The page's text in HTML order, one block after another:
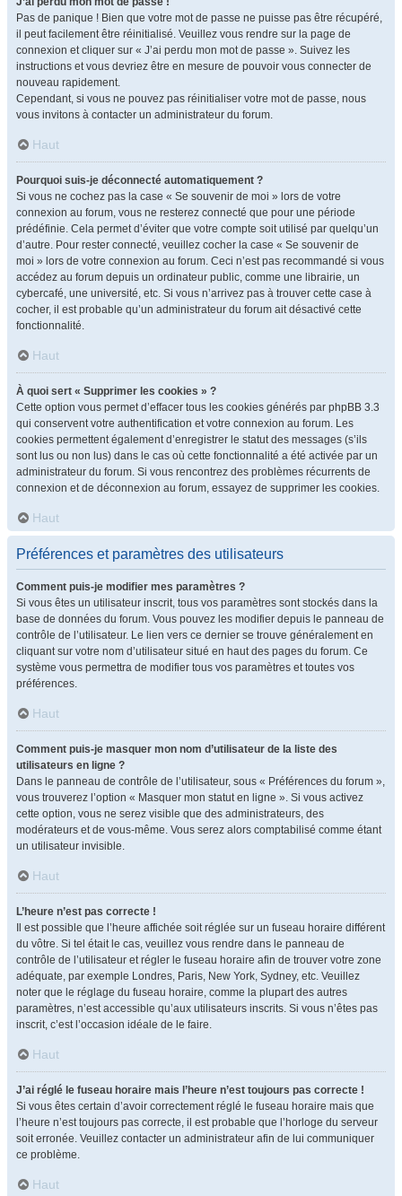
Pas de panique ! Bien que votre mot de passe ne puisse pas être récupéré,
il peut facilement être réinitialisé. Veuillez vous rendre sur la page de
connexion et cliquer sur « J’ai perdu mon mot de passe ». Suivez les
instructions et vous devriez être en mesure de pouvoir vous connecter de
nouveau rapidement.
Cependant, si vous ne pouvez pas réinitialiser votre mot de passe, nous
vous invitons à contacter un administrateur du forum.
Haut
Pourquoi suis-je déconnecté automatiquement ?
Si vous ne cochez pas la case « Se souvenir de moi » lors de votre
connexion au forum, vous ne resterez connecté que pour une période
prédéfinie. Cela permet d’éviter que votre compte soit utilisé par quelqu’un
d’autre. Pour rester connecté, veuillez cocher la case « Se souvenir de
moi » lors de votre connexion au forum. Ceci n’est pas recommandé si vous
accédez au forum depuis un ordinateur public, comme une librairie, un
cybercafé, une université, etc. Si vous n’arrivez pas à trouver cette case à
cocher, il est probable qu’un administrateur du forum ait désactivé cette
fonctionnalité.
Haut
À quoi sert « Supprimer les cookies » ?
Cette option vous permet d’effacer tous les cookies générés par phpBB 3.3
qui conservent votre authentification et votre connexion au forum. Les
cookies permettent également d’enregistrer le statut des messages (s’ils
sont lus ou non lus) dans le cas où cette fonctionnalité a été activée par un
administrateur du forum. Si vous rencontrez des problèmes récurrents de
connexion et de déconnexion au forum, essayez de supprimer les cookies.
Haut
Préférences et paramètres des utilisateurs
Comment puis-je modifier mes paramètres ?
Si vous êtes un utilisateur inscrit, tous vos paramètres sont stockés dans la
base de données du forum. Vous pouvez les modifier depuis le panneau de
contrôle de l’utilisateur. Le lien vers ce dernier se trouve généralement en
cliquant sur votre nom d’utilisateur situé en haut des pages du forum. Ce
système vous permettra de modifier tous vos paramètres et toutes vos
préférences.
Haut
Comment puis-je masquer mon nom d’utilisateur de la liste des
utilisateurs en ligne ?
Dans le panneau de contrôle de l’utilisateur, sous « Préférences du forum »,
vous trouverez l’option « Masquer mon statut en ligne ». Si vous activez
cette option, vous ne serez visible que des administrateurs, des
modérateurs et de vous-même. Vous serez alors comptabilisé comme étant
un utilisateur invisible.
Haut
L’heure n’est pas correcte !
Il est possible que l’heure affichée soit réglée sur un fuseau horaire différent
du vôtre. Si tel était le cas, veuillez vous rendre dans le panneau de
contrôle de l’utilisateur et régler le fuseau horaire afin de trouver votre zone
adéquate, par exemple Londres, Paris, New York, Sydney, etc. Veuillez
noter que le réglage du fuseau horaire, comme la plupart des autres
paramètres, n’est accessible qu’aux utilisateurs inscrits. Si vous n’êtes pas
inscrit, c’est l’occasion idéale de le faire.
Haut
J’ai réglé le fuseau horaire mais l’heure n’est toujours pas correcte !
Si vous êtes certain d’avoir correctement réglé le fuseau horaire mais que
l’heure n’est toujours pas correcte, il est probable que l’horloge du serveur
soit erronée. Veuillez contacter un administrateur afin de lui communiquer
ce problème.
Haut